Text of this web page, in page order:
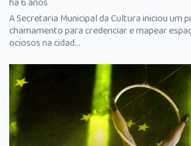
A Secretaria Municipal da Cultura iniciou um
chamamento para credenciar e mapear
ociosos na cidad...